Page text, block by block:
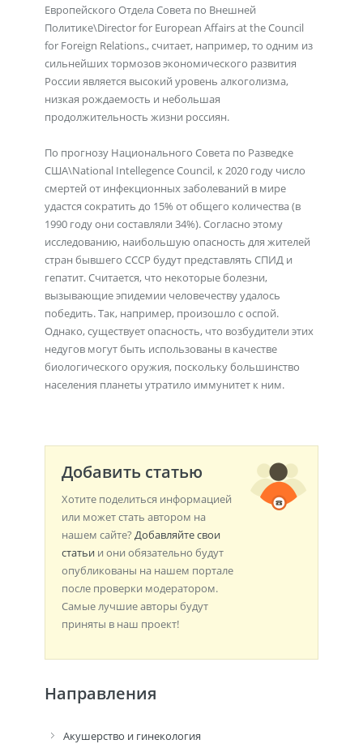
Европейского Отдела Совета по Внешней
Политике\Director for European Affairs at the Council
for Foreign Relations., считает, например, то одним из
сильнейших тормозов экономического развития
России является высокий уровень алкоголизма,
низкая рождаемость и небольшая
продолжительность жизни россиян.
По прогнозу Национального Совета по Разведке
США\National Intellegence Council, к 2020 году число
смертей от инфекционных заболеваний в мире
удастся сократить до 15% от общего количества (в
1990 году они составляли 34%). Согласно этому
исследованию, наибольшую опасность для жителей
стран бывшего СССР будут представлять СПИД и
гепатит. Считается, что некоторые болезни,
вызывающие эпидемии человечеству удалось
победить. Так, например, произошло с оспой.
Однако, существует опасность, что возбудители этих
недугов могут быть использованы в качестве
биологического оружия, поскольку большинство
населения планеты утратило иммунитет к ним.
Добавить статью
Хотите поделиться информацией
или может стать автором на
нашем сайте? Добавляйте свои
статьи и они обязательно будут
опубликованы на нашем портале
после проверки модератором.
Самые лучшие авторы будут
приняты в наш проект!
Направления
Акушерство и гинекология